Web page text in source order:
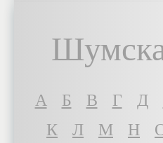
A Б В Г Д
К
Л М Н